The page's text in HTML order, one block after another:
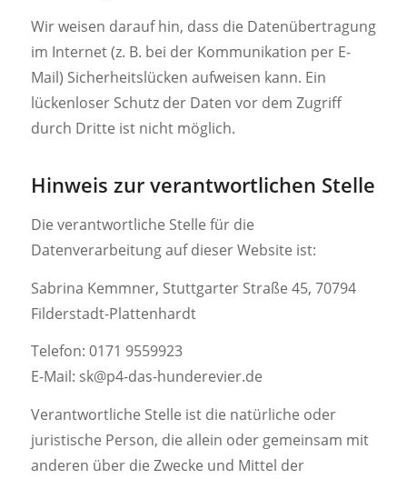
Wir weisen darauf hin, dass die Datenübertragung
im Internet (z. B. bei der Kommunikation per E-
Mail) Sicherheitslücken aufweisen kann. Ein
lückenloser Schutz der Daten vor dem Zugriff
durch Dritte ist nicht möglich.
Hinweis zur verantwortlichen Stelle
Die verantwortliche Stelle für die
Datenverarbeitung auf dieser Website ist:
Sabrina Kemmner, Stuttgarter Straße 45, 70794
Filderstadt-Plattenhardt
Telefon: 0171 9559923
E-Mail: sk@p4-das-hunderevier.de
Verantwortliche Stelle ist die natürliche oder
juristische Person, die allein oder gemeinsam mit
anderen über die Zwecke und Mittel der